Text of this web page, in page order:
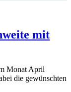
mit
Monat April
die gewünschten